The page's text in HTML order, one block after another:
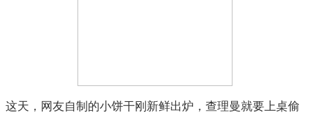
这天，网友自制的小饼干刚新鲜出炉，查理曼就要上桌偷